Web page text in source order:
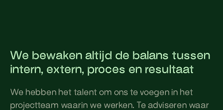
We bewaken altijd de balans tussen
intern, extern, proces en resultaat
We hebben het talent om ons te voegen in het
projectteam waarin we werken. Te adviseren waar